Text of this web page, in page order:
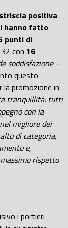
striscia positiva
hanno fatto
punti di
con 16
soddisfazione–
questo
la promozione in
tranquillità: tutti
con la
migliore dei
di categoria,
e,
rispetto
i portieri